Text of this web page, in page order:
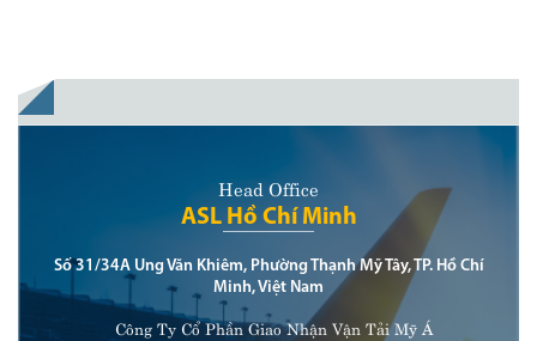
Head Office
ASL Hồ Chí Minh
Số 31/34A Ung Văn Khiêm, Phường Thạnh Mỹ Tây, TP. Hồ Chí
Minh, Việt Nam
Công Ty Cổ Phần Giao Nhận Vận Tải Mỹ Á